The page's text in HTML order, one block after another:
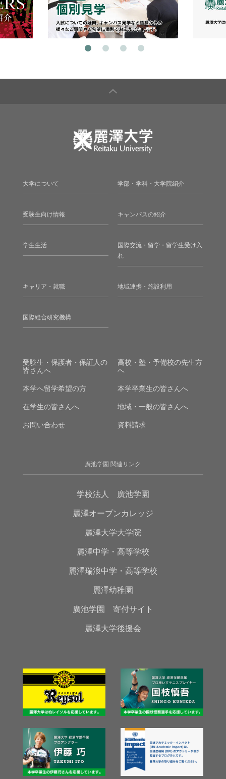
大学について 学部・学科・大学院紹介
受験生向け情報 キャンパスの紹介
学生生活
国際交流・留学・留学生受け入
れ
キャリア・就職 地域連携・施設利用
国際総合研究機構
受験生・保護者・保証人の
皆さんへ
高校・塾・予備校の先生方
へ
本学へ留学希望の方 本学卒業生の皆さんへ
在学生の皆さんへ 地域・一般の皆さんへ
お問い合わせ 資料請求
廣池学園 関連リンク
学校法人 廣池学園
麗澤オープンカレッジ
麗澤大学大学院
麗澤中学・高等学校
麗澤瑞浪中学・高等学校
麗澤幼稚園
廣池学園 寄付サイト
麗澤大学後援会